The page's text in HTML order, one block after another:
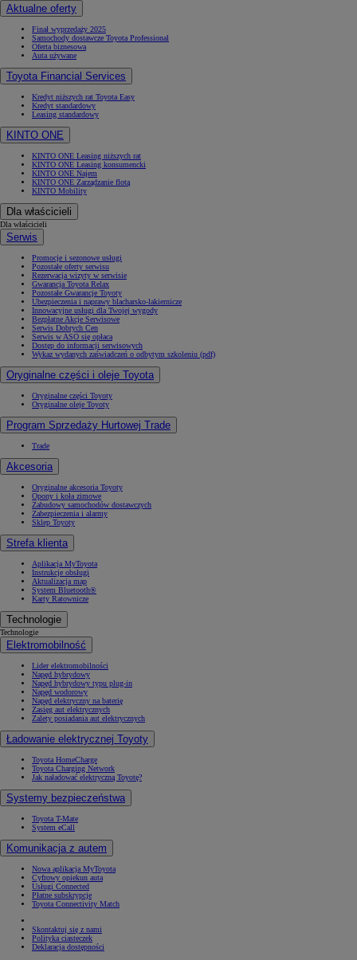
Aktualne oferty
Finał wyprzedaży 2025
Samochody dostawcze Toyota Professional
Oferta biznesowa
Auta używane
Toyota Financial Services
Kredyt niższych rat Toyota Easy
Kredyt standardowy
Leasing standardowy
KINTO ONE
KINTO ONE Leasing niższych rat
KINTO ONE Leasing konsumencki
KINTO ONE Najem
KINTO ONE Zarządzanie flotą
KINTO Mobility
Dla właścicieli
Dla właścicieli
Serwis
Promocje i sezonowe usługi
Pozostałe oferty serwisu
Rezerwacja wizyty w serwisie
Gwarancja Toyota Relax
Pozostałe Gwarancje Toyoty
Ubezpieczenia i naprawy blacharsko-lakiernicze
Innowacyjne usługi dla Twojej wygody
Bezpłatne Akcje Serwisowe
Serwis Dobrych Cen
Serwis w ASO się opłaca
Dostęp do informacji serwisowych
Wykaz wydanych zaświadczeń o odbytym szkoleniu (pdf)
Oryginalne części i oleje Toyota
Oryginalne części Toyoty
Oryginalne oleje Toyoty
Program Sprzedaży Hurtowej Trade
Trade
Akcesoria
Oryginalne akcesoria Toyoty
Opony i koła zimowe
Zabudowy samochodów dostawczych
Zabezpieczenia i alarmy
Sklep Toyoty
Strefa klienta
Aplikacja MyToyota
Instrukcje obsługi
Aktualizacja map
System Bluetooth®
Karty Ratownicze
Technologie
Technologie
Elektromobilność
Lider elektromobilności
Napęd hybrydowy
Napęd hybrydowy typu plug-in
Napęd wodorowy
Napęd elektryczny na baterię
Zasięg aut elektrycznych
Zalety posiadania aut elektrycznych
Ładowanie elektrycznej Toyoty
Toyota HomeCharge
Toyota Charging Network
Jak naładować elektryczną Toyotę?
Systemy bezpieczeństwa
Toyota T-Mate
System eCall
Komunikacja z autem
Nowa aplikacja MyToyota
Cyfrowy opiekun auta
Usługi Connected
Płatne subskrypcje
Toyota Connectivity Match
Skontaktuj się z nami
Polityka ciasteczek
Deklaracja dostępności